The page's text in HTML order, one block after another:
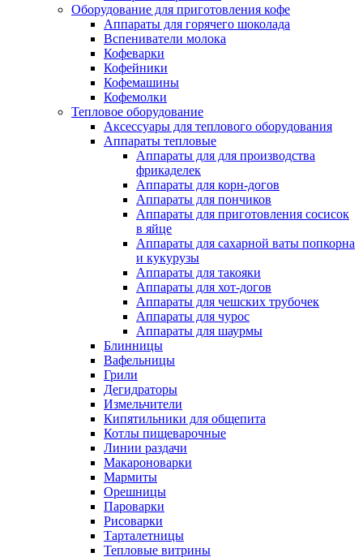
Оборудование для приготовления кофе
Аппараты для горячего шоколада
Вспениватели молока
Кофеварки
Кофейники
Кофемашины
Кофемолки
Тепловое оборудование
Аксессуары для теплового оборудования
Аппараты тепловые
Аппараты для для производства
фрикаделек
Аппараты для корн-догов
Аппараты для пончиков
Аппараты для приготовления сосисок
в яйце
Аппараты для сахарной ваты попкорна
и кукурузы
Аппараты для такояки
Аппараты для хот-догов
Аппараты для чешских трубочек
Аппараты для чурос
Аппараты для шаурмы
Блинницы
Вафельницы
Грили
Дегидраторы
Измельчители
Кипятильники для общепита
Котлы пищеварочные
Линии раздачи
Макароноварки
Мармиты
Орешницы
Пароварки
Рисоварки
Тарталетницы
Тепловые витрины